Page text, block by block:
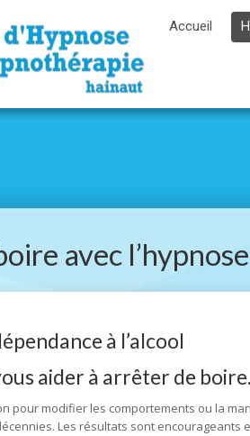
Accueil
avec l’hypnose
à l’alcool
aider à arrêter de boire.
pour modifier les comportements ou la
Les résultats sont